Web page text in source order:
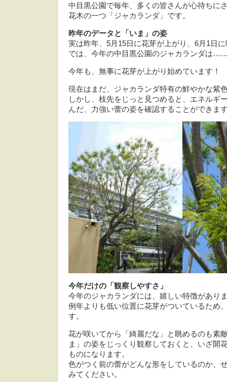
中目黒公園で毎年、多くの皆さんが心待ちに
花木の一つ「ジャカランダ」です。
昨年のデータと「いま」の姿
実は昨年、5月15日に花芽が上がり、6月1日
では、今年の中目黒公園のジャカランダは
今年も、無事に花芽が上がり始めています！
現在はまだ、ジャカランダ特有の鮮やかな紫
しかし、枝先をじっと見つめると、エネルギ
んだ、力強い蕾の姿を確認することができま
今年だけの「観察しやすさ」
今年のジャカランダには、嬉しい特徴があり
例年よりも低い位置に花芽がついているため
す。
花が咲いてから「綺麗だな」と眺めるのも素
ま」の姿をじっくり観察しておくと、いざ開
ものになります。
色がつく前の蕾がどんな形をしているのか、
みてください。